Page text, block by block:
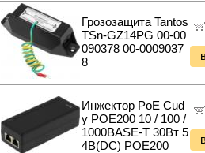
Мультитулы и ножи
Инструменты и техника
Грозозащита Tantos
TSn-GZ14PG 00-00
090378 00-0009037
8
Инжектор PoE Cud
y POE200 10 / 100 /
1000BASE-T 30Вт 5
4В(DC) POE200